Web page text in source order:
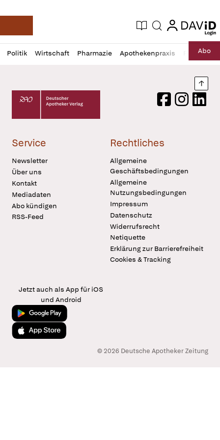
Deutsche Apotheker Zeitung
Aktuelle Ausgabe
Suche login
login
Politik Wirtschaft Pharmazie Apothekenpraxis RechtAbo
Profil
öffnen
Daz
Pur
Deutscher Apotheker Verlag Logo
FacebookInstagram
Service
Newsletter
Über uns
Kontakt
Mediadaten
Abo kündigen
RSS-Feed
Rechtliches
Allgemeine
Geschäftsbedingungen
Allgemeine
Nutzungsbedingungen
Impressum
Datenschutz
Widerrufsrecht
Netiquette
Erklärung zur Barrierefreiheit
Cookies & Tracking
Jetzt auch als App für iOS
und Android
Jetzt bei Google Play
Laden im App Store
© 2026 Deutsche Apotheker Zeitung